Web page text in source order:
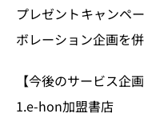
プレゼントキャンペ
ボレーション企画を
【今後のサービス企画
1.e-hon加盟書店